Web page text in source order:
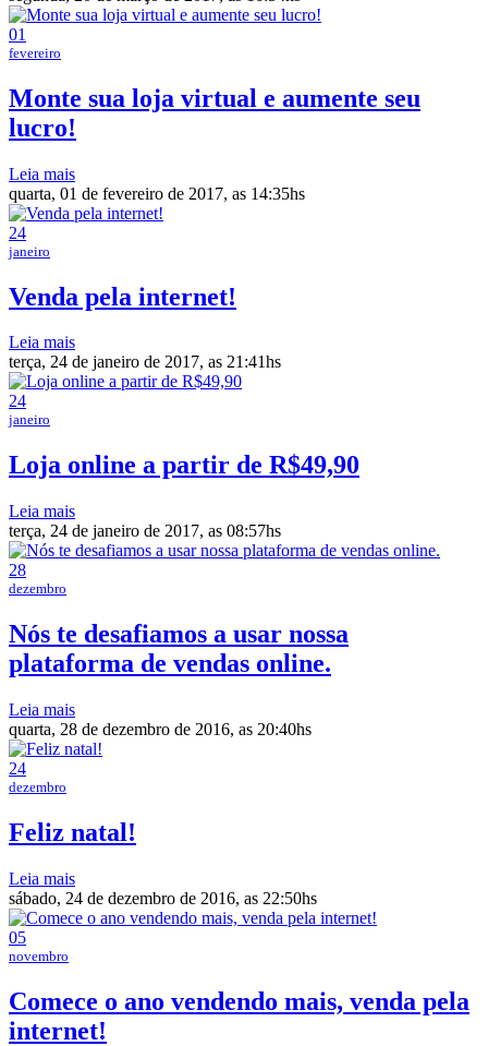
01
fevereiro
Monte sua loja virtual e aumente seu
lucro!
Leia mais
quarta, 01 de fevereiro de 2017, as 14:35hs
24
janeiro
Venda pela internet!
Leia mais
terça, 24 de janeiro de 2017, as 21:41hs
24
janeiro
Loja online a partir de R$49,90
Leia mais
terça, 24 de janeiro de 2017, as 08:57hs
28
dezembro
Nós te desafiamos a usar nossa
plataforma de vendas online.
Leia mais
quarta, 28 de dezembro de 2016, as 20:40hs
24
dezembro
Feliz natal!
Leia mais
sábado, 24 de dezembro de 2016, as 22:50hs
05
novembro
Comece o ano vendendo mais, venda pela
internet!